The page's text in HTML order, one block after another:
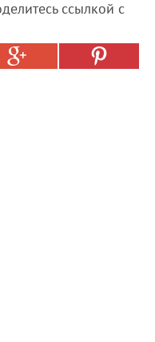
ссылкой с